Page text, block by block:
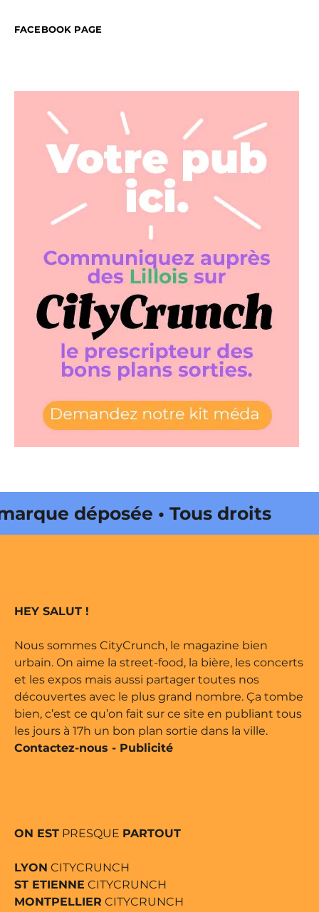
FACEBOOK PAGE
déposée • Tous droits
par Buena Onda Web •
HEY SALUT !
Nous sommes CityCrunch, le magazine bien
urbain. On aime la street-food, la bière, les concerts
et les expos mais aussi partager toutes nos
découvertes avec le plus grand nombre. Ça tombe
bien, c’est ce qu’on fait sur ce site en publiant tous
les jours à 17h un bon plan sortie dans la ville.
Contactez-nous - Publicité
ON EST PRESQUE PARTOUT
LYON CITYCRUNCH
ST ETIENNE CITYCRUNCH
MONTPELLIER CITYCRUNCH